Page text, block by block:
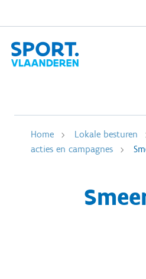
Home Lokale besturen
acties en campagnes